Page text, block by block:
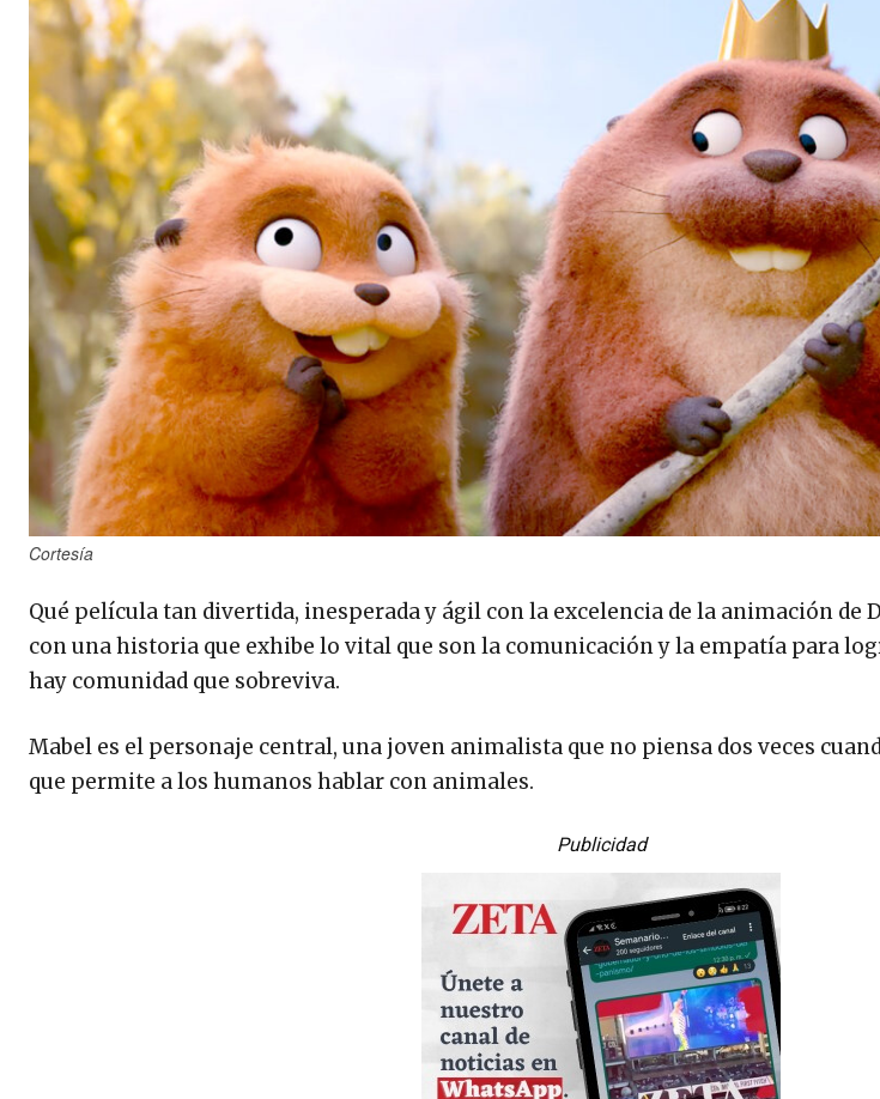
Cortesía
Qué película tan divertida, inesperada y ágil con la excelencia de la animación de
con una historia que exhibe lo vital que son la comunicación y la empatía para
hay comunidad que sobreviva.
Mabel es el personaje central, una joven animalista que no piensa dos veces
que permite a los humanos hablar con animales.
Publicidad